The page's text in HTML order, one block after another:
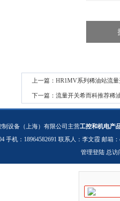
上一篇： HR1MV系列稀油站流
下一篇： 流量开关希而科推荐稀
制设备（上海）有限公司主营工控和机电产
手机：18964582691 联系人：李文霞 邮箱：
管理登陆 总访